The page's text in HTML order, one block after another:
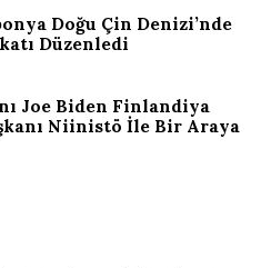
Doğu Çin Denizi’nde
Düzenledi
Joe Biden Finlandiya
Niinistö İle Bir Araya